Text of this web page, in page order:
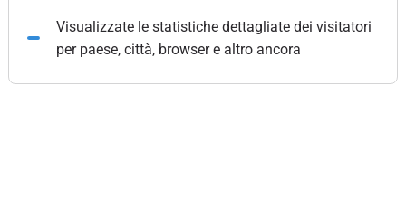
Visualizzate le statistiche dettagliate dei visitatori
per paese, città, browser e altro ancora